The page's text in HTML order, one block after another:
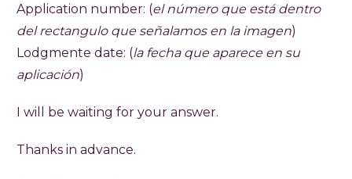
Application number: (el número que está dentro
del rectangulo que señalamos en la imagen)
Lodgmente date: (la fecha que aparece en su
aplicación)
I will be waiting for your answer.
Thanks in advance.